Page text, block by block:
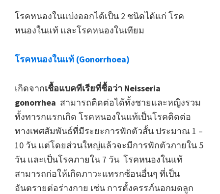
โรคหนองในแบ่งออกได้เป็น 2 ชนิดได้แก่ โรค
หนองในแท้ และโรคหนองในเทียม
โรคหนองในแท้ (Gonorrhoea)
เกิดจากเชื้อแบคทีเรียที่ชื้อว่า Neisseria
gonorrhea สามารถติดต่อได้ทั้งชายและหญิงรวม
ทั้งทารกแรกเกิด โรคหนองในแท้เป็นโรคติดต่อ
ทางเพศสัมพันธ์ที่มีระยะการฟักตัวสั้น ประมาณ 1 –
10 วัน แต่โดยส่วนใหญ่แล้วจะมีการฟักตัวภายใน 5
วัน และเป็นโรคภายใน 7 วัน โรคหนองในแท้
สามารถก่อให้เกิดภาวะแทรกซ้อนอื่นๆ ที่เป็น
อันตรายต่อร่างกาย เช่น การตั้งครรภ์นอกมดลูก